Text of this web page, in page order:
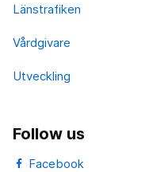
Länstrafiken
Vårdgivare
Utveckling
Follow us
Facebook